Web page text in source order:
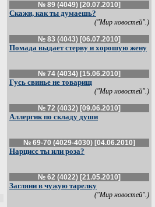
№ 89 (4049) [20.07.2010]
Скажи, как ты думаешь?
("Мир новостей".)
№ 83 (4043) [06.07.2010]
Помада выдает стерву и хорошую жену
№ 74 (4034) [15.06.2010]
Гусь свинье не товарищ
("Мир новостей".)
№ 72 (4032) [09.06.2010]
Аллергик по складу души
№ 69-70 (4029-4030) [04.06.2010]
Нарцисс ты или роза?
№ 62 (4022) [21.05.2010]
Загляни в чужую тарелку
("Мир новостей".)